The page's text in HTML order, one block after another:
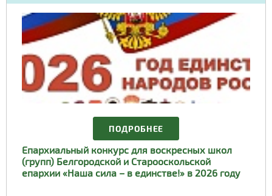
ПОДРОБНЕЕ
Епархиальный конкурс для воскресных школ
(групп) Белгородской и Старооскольской
епархии «Наша сила – в единстве!» в 2026 году